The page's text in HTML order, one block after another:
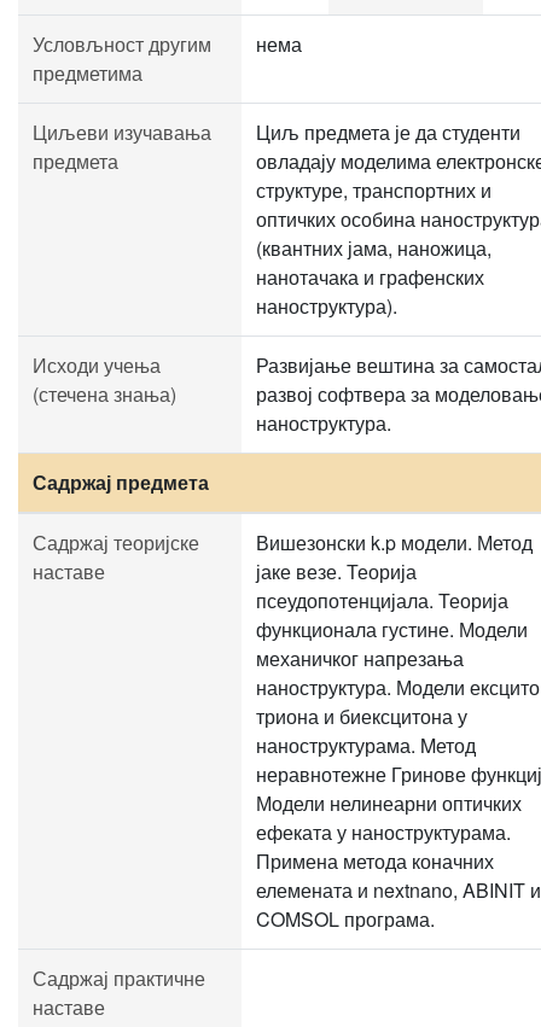
Условљност другим
предметима
нема
Циљеви изучавања
предмета
Циљ предмета је да студенти
овладају моделима
структуре, транспортних и
оптичких особина
(квантних јама, наножица,
нанотачака и графенских
наноструктура).
Исходи учења
(стечена знања)
Развијање вештина за
развој софтвера за
наноструктура.
Садржај предмета
Садржај теоријске
наставе
Вишезонски k.p модели. Метод
јаке везе. Теорија
псеудопотенцијала. Теорија
функционала густине. Модели
механичког напрезања
наноструктура. Модели
триона и биексцитона у
наноструктурама. Mетод
неравнотежне Гринове
Модели нелинеарни оптичких
ефеката у наноструктурама.
Примена метода коначних
елемената и nextnano, ABINIT и
COMSOL програма.
Садржај практичне
наставе